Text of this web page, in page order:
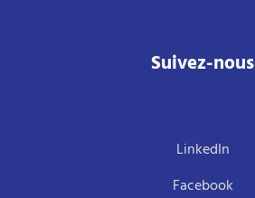
Suivez-nous
LinkedIn
Facebook